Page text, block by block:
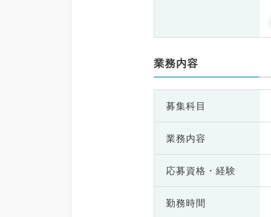
業務内容
募集科目
業務内容
応募資格・ 経験
勤務時間